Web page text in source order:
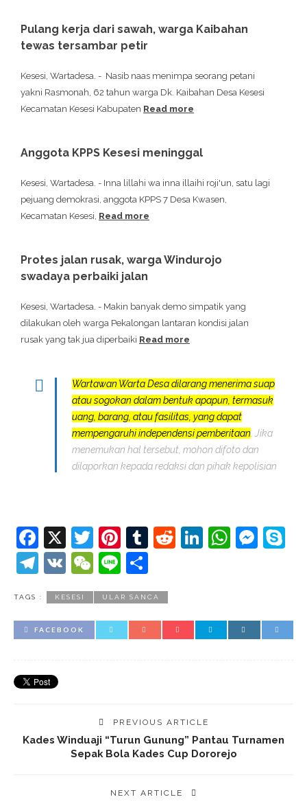
Pulang kerja dari sawah, warga Kaibahan
tewas tersambar petir
Kesesi, Wartadesa. - Nasib naas menimpa seorang petani
yakni Rasmonah, 62 tahun warga Dk. Kaibahan Desa Kesesi
Kecamatan Kesesi Kabupaten Read more
Anggota KPPS Kesesi meninggal
Kesesi, Wartadesa. - Inna lillahi wa inna illaihi roji'un, satu lagi
pejuang demokrasi, anggota KPPS 7 Desa Kwasen,
Kecamatan Kesesi, Read more
Protes jalan rusak, warga Windurojo
swadaya perbaiki jalan
Kesesi, Wartadesa. - Makin banyak demo simpatik yang
dilakukan oleh warga Pekalongan lantaran kondisi jalan
rusak yang tak jua diperbaiki Read more
Wartawan Warta Desa dilarang menerima suap
atau sogokan dalam bentuk apapun, termasuk
uang, barang, atau fasilitas, yang dapat
mempengaruhi independensi pemberitaan. Jika
menemukan hal tersebut, mohon difoto dan
dilaporkan kepada redaksi dan pihak kepolisian
Facebook
X Twitter
Pinterest
Tumblr
Reddit
LinkedIn
Telegram
VK WeChat
Line
TAGS : KESESI ULAR SANCA
FACEBOOK
PREVIOUS ARTICLE
Kades Winduaji “Turun Gunung” Pantau Turnamen
Sepak Bola Kades Cup Dororejo
NEXT ARTICLE